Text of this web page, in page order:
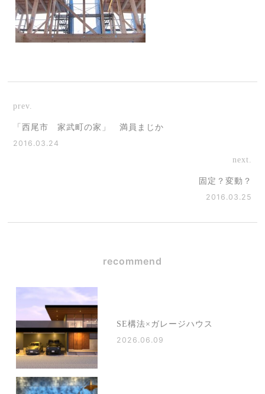
prev.
「西尾市 家武町の家」 満員まじか
2016.03.24
next.
固定？変動？
2016.03.25
recommend
SE構法×ガレージハウス
2026.06.09